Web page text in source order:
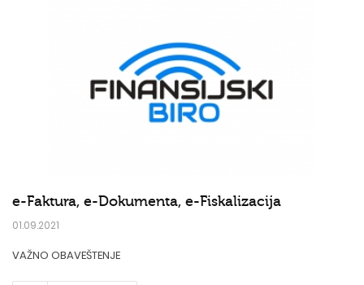
e-Faktura, e-Dokumenta, e-Fiskalizacija
01.09.2021
VAŽNO OBAVEŠTENJE